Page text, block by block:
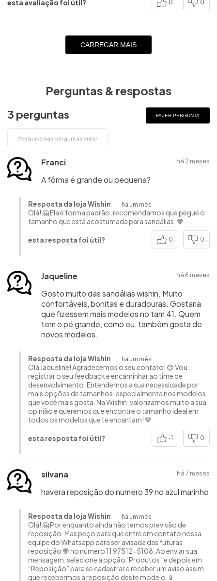
esta avaliação foi útil? 0 0
CARREGAR MAIS
Perguntas & respostas
3 perguntas FAZER PERGUNTA
Franci há 2 meses
A fôrma é grande ou pequena?
Resposta da loja Wishin há um mês
Olá! 🤗 Ela é forma padrão, recomendamos que pegue o
tamanho que está acostumada para sandálias. 🤎
esta resposta foi útil? 0 0
Jaqueline há 6 meses
Gosto muito das sandálias wishin. Muito
confortáveis, bonitas e duradouras. Gostaria
que fizessem mais modelos no tam 41. Quem
tem o pé grande, como eu, também gosta de
novos modelos.
Resposta da loja Wishin há um mês
Olá Jaqueline! Agradecemos o seu contato! 😊 Vou
registrar o seu feedback e encaminhar ao time de
desenvolvimento. Entendemos a sua necessidade por
mais opções de tamanhos, especialmente nos modelos
que você mais gosta. Na Wishin, valorizamos muito a sua
opinião e queremos que encontre o tamanho ideal em
esta resposta foi útil? -1 0
silvana há 7 meses
havera reposição do numero 39 no azul marinho
Resposta da loja Wishin há um mês
Olá! 🤗 Por enquanto ainda não temos previsão de
reposição. Mas peço para que entre em contato nossa
equipe do Whatsapp para ser avisada das futuras
reposição 💬 no número 11 97512-5108. Ao enviar sua
mensagem, selecione a opção "Produtos” e depois em
“Reposição” para se cadastrar e receber um aviso assim
que recebermos a reposição deste modelo.📱